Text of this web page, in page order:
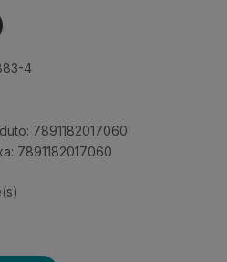
4
7891182017060
7891182017060